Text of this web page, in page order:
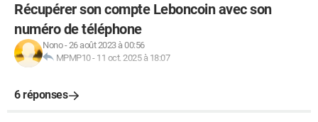
Récupérer son compte Leboncoin avec son
numéro de téléphone
Nono-26 août 2023 à 00:56
MPMP10- 11 oct. 2025 à 18:07
6 réponses